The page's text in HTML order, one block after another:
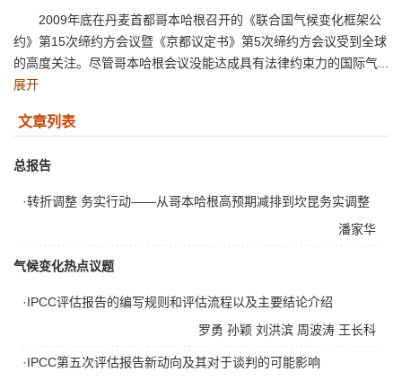
2009年底在丹麦首都哥本哈根召开的《联合国气候变化框架公
约》第15次缔约方会议暨《京都议定书》第5次缔约方会议受到全球
的高度关注。尽管哥本哈根会议没能达成具有法律约束力的国际气...
展开
文章列表
总报告
潘家华
·转折调整 务实行动——从哥本哈根高预期减排到坎昆务实调整
气候变化热点议题
王长科
周波涛
刘洪滨
孙颖
罗勇
·IPCC评估报告的编写规则和评估流程以及主要结论介绍
·IPCC第五次评估报告新动向及其对于谈判的可能影响